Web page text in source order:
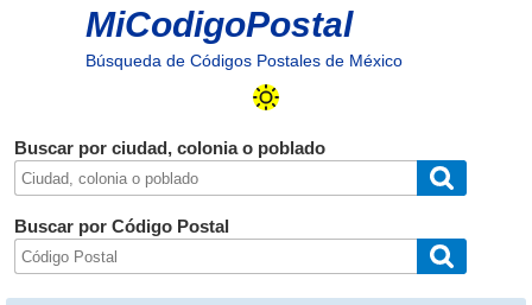
MiCodigoPostal
Búsqueda de Códigos Postales de México
Buscar por ciudad, colonia o poblado
Buscar por Código Postal